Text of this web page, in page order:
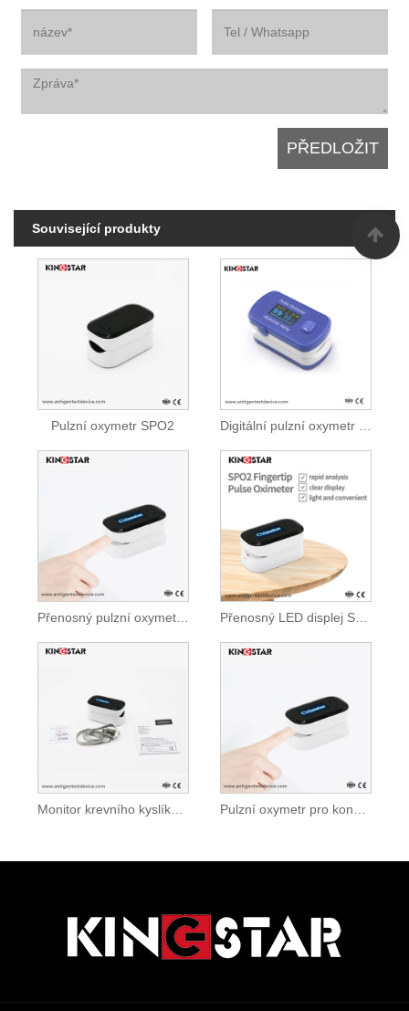
Související produkty
Pulzní oxymetr SPO2 Digitální pulzní oxymetr na konečcích prstů
Přenosný pulzní oxymetr pro konečky prstů
Monitor krevního kyslíku SPO2 Pulzní oxymetr na špičkách prstů